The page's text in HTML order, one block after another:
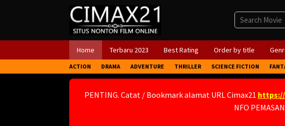
Home Terbaru 2023 Best Rating Order by title
ACTION DRAMA ADVENTURE THRILLER SCIENCE FICTION
PENTING. Catat / Bookmark alamat URL Cimax21
NFO